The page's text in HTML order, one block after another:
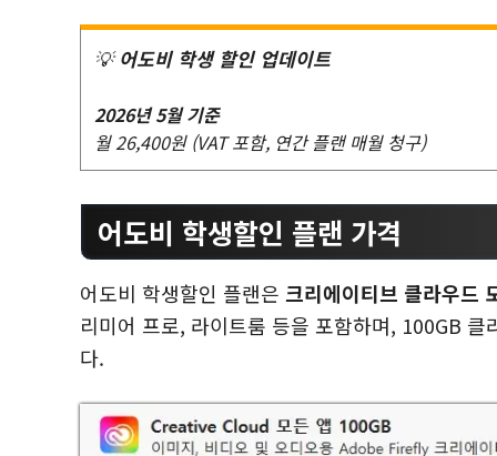
💡어도비 학생 할인 업데이트
2026년 5월 기준
월 26,400원 (VAT 포함, 연간 플랜 매월 청구)
어도비 학생할인 플랜 가격
어도비 학생할인 플랜은 크리에이티브 클라우드
리미어 프로, 라이트룸 등을 포함하며, 100GB
다.